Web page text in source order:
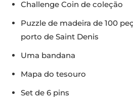
Challenge Coin de coleção
Puzzle de madeira de 100
porto de Saint Denis
Uma bandana
Mapa do tesouro
Set de 6 pins